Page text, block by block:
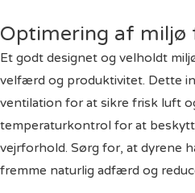
Optimering af
Et godt designet og velholdt
velfærd og produktivitet. Dette
ventilation for at sikre frisk luft
temperaturkontrol for at
vejrforhold. Sørg for, at dyrene
fremme naturlig adfærd og